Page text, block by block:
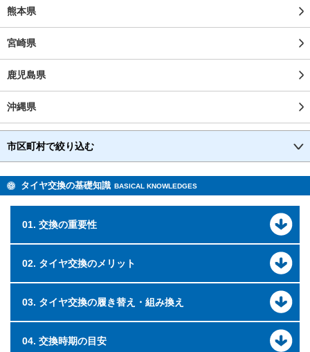
熊本県
宮崎県
鹿児島県
沖縄県
市区町村で絞り込む
タイヤ交換の基礎知識 BASICAL KNOWLEDGES
01. 交換の重要性
02. タイヤ交換のメリット
03. タイヤ交換の履き替え・組み換え
04. 交換時期の目安